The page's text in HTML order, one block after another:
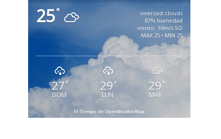
25°
overcast clouds
87% humedad
viento: 10m/s SO
MAX 25 • MIN 25
27 °
DOM
29 °
LUN
29 °
MAR
El Tiempo de OpenWeatherMap